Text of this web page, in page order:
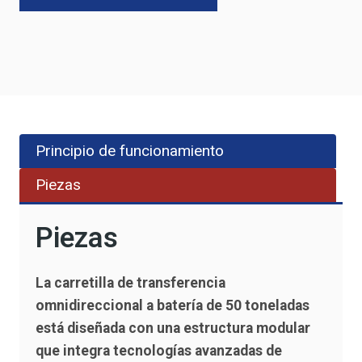
Principio de funcionamiento
Piezas
Piezas
La carretilla de transferencia
omnidireccional a batería de 50 toneladas
está diseñada con una estructura modular
que integra tecnologías avanzadas de